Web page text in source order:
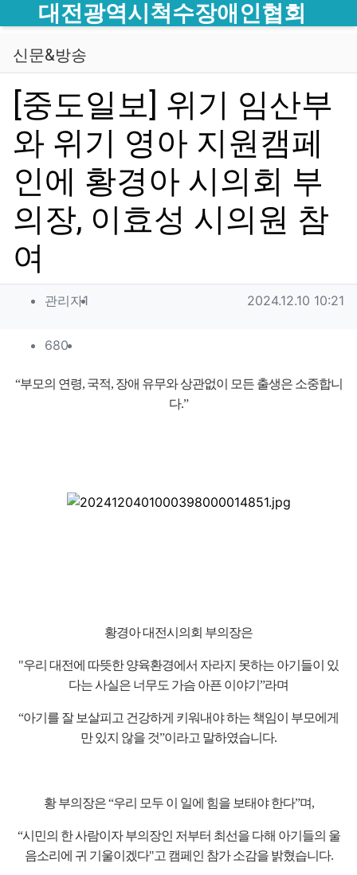
메뉴
대전광역시척수장애인협회
신문&방송
[중도일보] 위기 임산부
와 위기 영아 지원캠페
인에 황경아 시의회 부
의장, 이효성 시의원 참
여
작성자 정보
관리자1 작성일
2024.12.10 10:21
컨텐츠 정보
680조회
본문
“부모의 연령, 국적, 장애 유무와 상관없이 모든 출생은 소중합니
다.”
황경아 대전시의회 부의장은
"우리 대전에 따뜻한 양육환경에서 자라지 못하는 아기들이 있
다는 사실은 너무도 가슴 아픈 이야기”라며
“아기를 잘 보살피고 건강하게 키워내야 하는 책임이 부모에게
만 있지 않을 것”이라고 말하였습니다.
황 부의장은 “우리 모두 이 일에 힘을 보태야 한다”며,
“시민의 한 사람이자 부의장인 저부터 최선을 다해 아기들의 울
음소리에 귀 기울이겠다"고 캠페인 참가 소감을 밝혔습니다.